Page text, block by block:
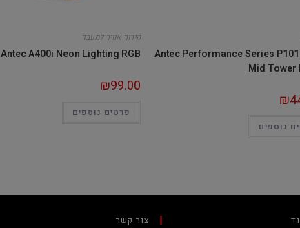
Antec Performance Series
Mid Tower
₪
נוספים
קירור אוויר למעבד
Antec A400i Neon Lighting RGB
₪99.00
פרטים נוספים
צור קשר